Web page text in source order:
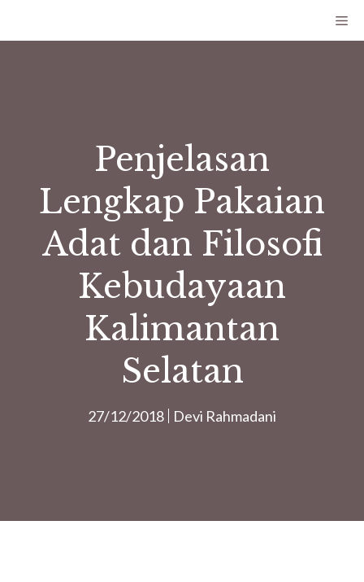
Penjelasan
Lengkap Pakaian
Adat dan Filosofi
Kebudayaan
Kalimantan
Selatan
27/12/2018 Devi Rahmadani